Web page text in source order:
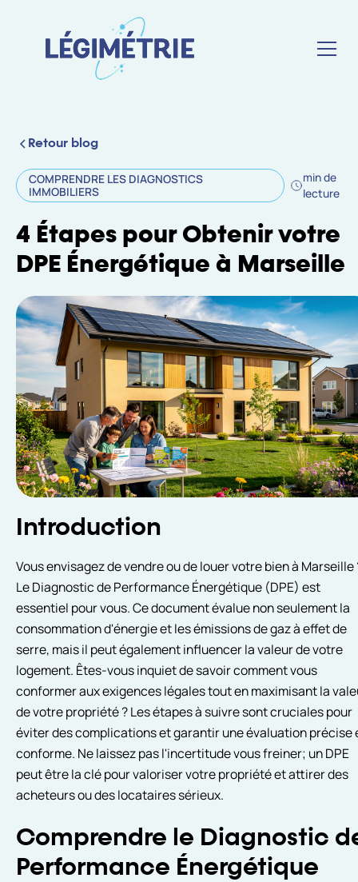
Retour blog
COMPRENDRE LES DIAGNOSTICS
IMMOBILIERS
min de
lecture
4 Étapes pour Obtenir votre
DPE Énergétique à Marseille
Introduction
Vous envisagez de vendre ou de louer votre bien à Marseille
Le Diagnostic de Performance Énergétique (DPE) est
essentiel pour vous. Ce document évalue non seulement la
consommation d'énergie et les émissions de gaz à effet de
serre, mais il peut également influencer la valeur de votre
logement. Êtes-vous inquiet de savoir comment vous
conformer aux exigences légales tout en maximisant la
de votre propriété ? Les étapes à suivre sont cruciales pour
éviter des complications et garantir une évaluation précise
conforme. Ne laissez pas l'incertitude vous freiner; un DPE
peut être la clé pour valoriser votre propriété et attirer des
acheteurs ou des locataires sérieux.
Comprendre le Diagnostic
Performance Énergétique